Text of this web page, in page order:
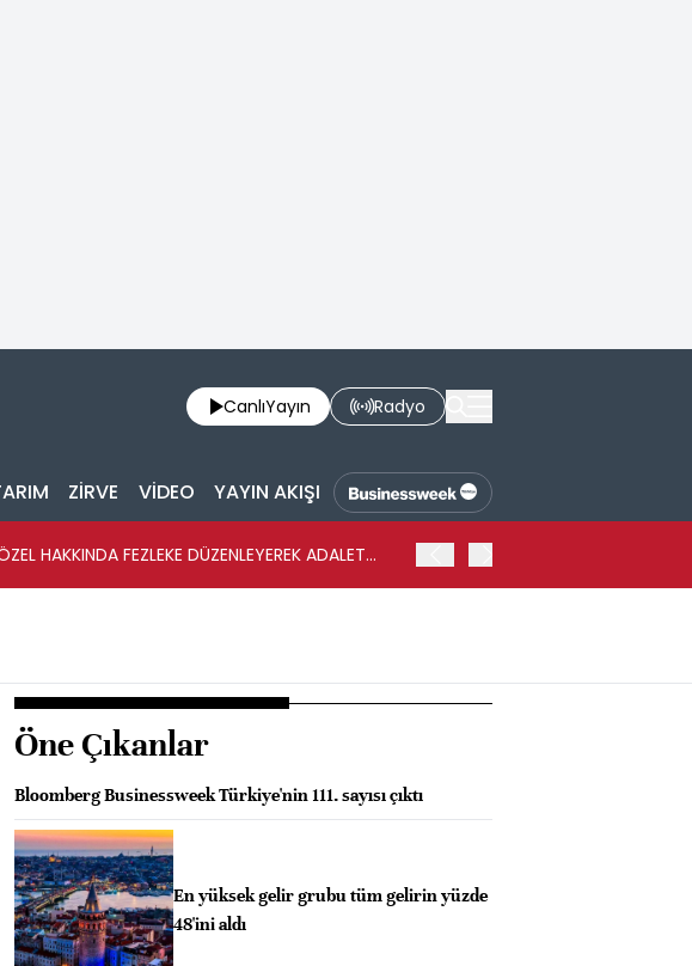
CanlıYayın Radyo
ZİRVE VİDEO YAYIN AKIŞI
HAKKINDA FEZLEKE DÜZENLEYEREK ADALET
Öne Çıkanlar
Bloomberg Businessweek Türkiye'nin 111. sayısı çıktı
En yüksek gelir grubu tüm gelirin yüzde
48'ini aldı